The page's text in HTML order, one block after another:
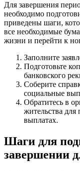
Для завершения
необходимо
приведены шаги,
все необходимые
жизни и перейти к
Заполните
Подготовьте
банковского
Соберите
социальные
Обратитесь в
жительства
выплатах.
Шаги для
завершении